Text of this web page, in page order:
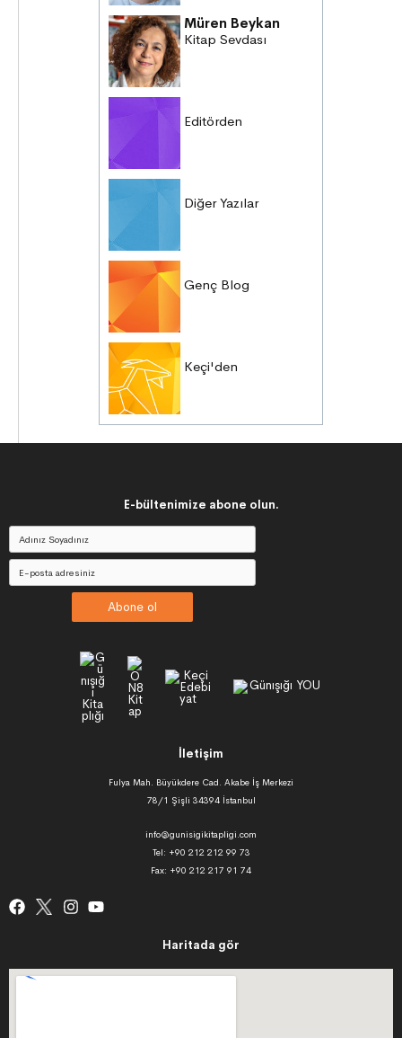
Müren Beykan
Kitap Sevdası
Editörden
Diğer Yazılar
Genç Blog
Keçi'den
E-bültenimize abone olun.
Abone ol
İletişim
Fulya Mah. Büyükdere Cad. Akabe İş Merkezi
78/1 Şişli 34394 İstanbul
info@gunisigikitapligi.com
Tel: +90 212 212 99 73
Fax: +90 212 217 91 74
Haritada gör